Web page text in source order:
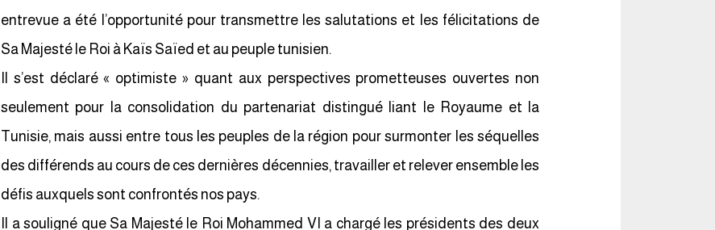
entrevue a été l’opportunité pour transmettre les salutations et les félicitations de
Sa Majesté le Roi à Kaïs Saïed et au peuple tunisien.
Il s’est déclaré « optimiste » quant aux perspectives prometteuses ouvertes non
seulement pour la consolidation du partenariat distingué liant le Royaume et la
Tunisie, mais aussi entre tous les peuples de la région pour surmonter les séquelles
des différends au cours de ces dernières décennies, travailler et relever ensemble les
défis auxquels sont confrontés nos pays.
Il a souligné que Sa Majesté le Roi Mohammed VI a chargé les présidents des deux